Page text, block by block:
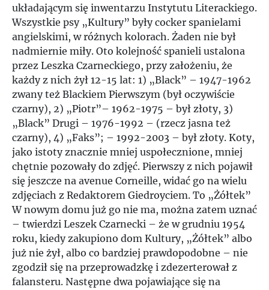
układającym się inwentarzu Instytutu Literackiego.
Wszystkie psy „Kultury” były cocker spanielami
angielskimi, w różnych kolorach. Żaden nie był
nadmiernie miły. Oto kolejność spanieli ustalona
przez Leszka Czarneckiego, przy założeniu, że
każdy z nich żył 12-15 lat: 1) „Black” – 1947-1962
zwany też Blackiem Pierwszym (był oczywiście
czarny), 2) „Piotr”– 1962-1975 – był złoty, 3)
„Black” Drugi – 1976-1992 – (rzecz jasna też
czarny), 4) „Faks”; – 1992-2003 – był złoty. Koty,
jako istoty znacznie mniej uspołecznione, mniej
chętnie pozowały do zdjęć. Pierwszy z nich pojawił
się jeszcze na avenue Corneille, widać go na wielu
zdjęciach z Redaktorem Giedroyciem. To „Żółtek”
W nowym domu już go nie ma, można zatem uznać
– twierdzi Leszek Czarnecki – że w grudniu 1954
roku, kiedy zakupiono dom Kultury, „Żółtek” albo
już nie żył, albo co bardziej prawdopodobne – nie
zgodził się na przeprowadzkę i zdezerterował z
falansteru. Następne dwa pojawiające się na